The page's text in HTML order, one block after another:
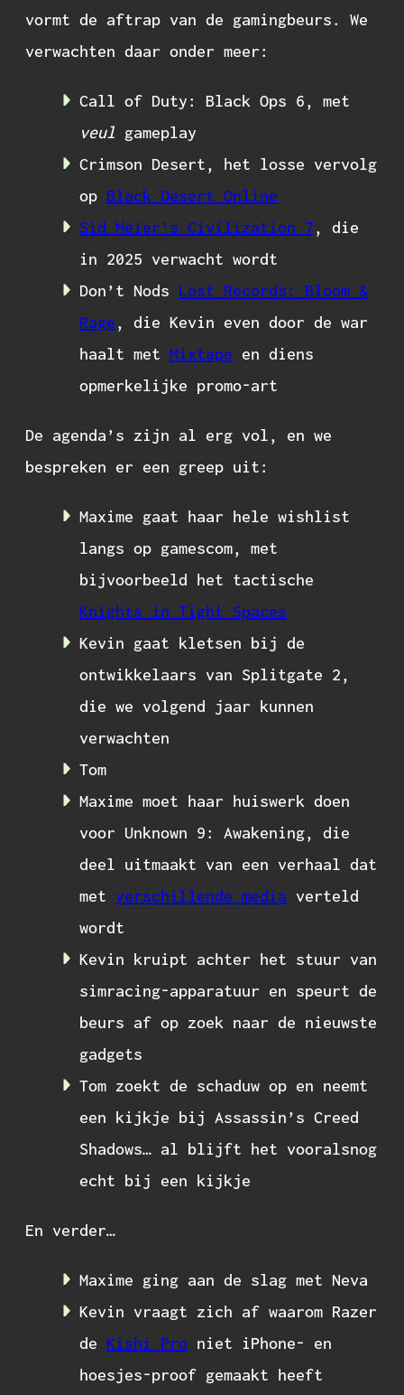
vormt de aftrap van de gamingbeurs. We
verwachten daar onder meer:
Call of Duty: Black Ops 6, met
veul gameplay
Crimson Desert, het losse vervolg
op Black Desert Online
Sid Meier’s Civilization 7, die
in 2025 verwacht wordt
Don’t Nods Lost Records: Bloom &
Rage, die Kevin even door de war
haalt met Mixtape en diens
opmerkelijke promo-art
De agenda’s zijn al erg vol, en we
bespreken er een greep uit:
Maxime gaat haar hele wishlist
langs op gamescom, met
bijvoorbeeld het tactische
Knights in Tight Spaces
Kevin gaat kletsen bij de
ontwikkelaars van Splitgate 2,
die we volgend jaar kunnen
verwachten
Tom
Maxime moet haar huiswerk doen
voor Unknown 9: Awakening, die
deel uitmaakt van een verhaal dat
met verschillende media verteld
wordt
Kevin kruipt achter het stuur van
simracing-apparatuur en speurt de
beurs af op zoek naar de nieuwste
gadgets
Tom zoekt de schaduw op en neemt
een kijkje bij Assassin’s Creed
Shadows… al blijft het vooralsnog
echt bij een kijkje
En verder…
Maxime ging aan de slag met Neva
Kevin vraagt zich af waarom Razer
de Kishi Pro niet iPhone- en
hoesjes-proof gemaakt heeft